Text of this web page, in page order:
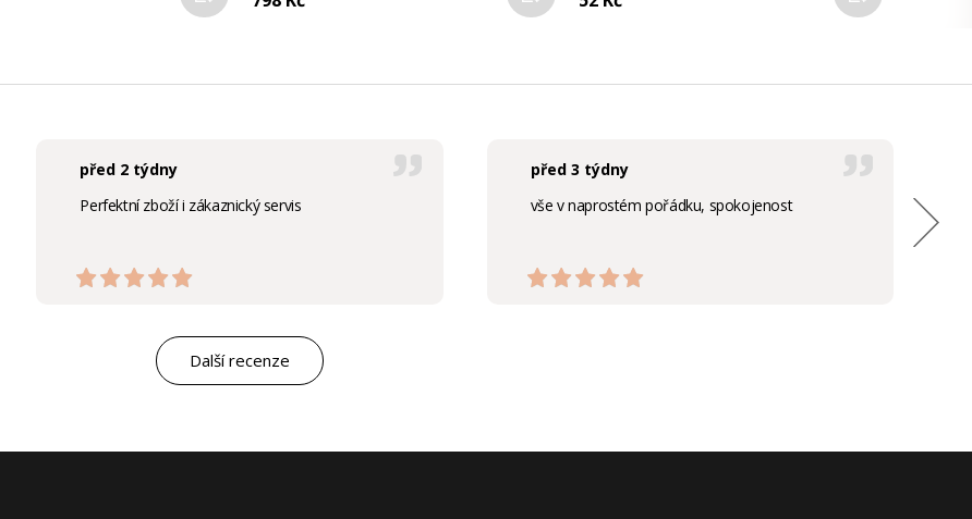
před 2 týdny
Perfektní zboží i zákaznický servis
před 3 týdny
vše v naprostém pořádku, spokojenost
Další recenze